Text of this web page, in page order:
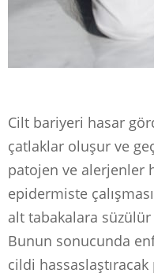
Cilt bariyeri hasar
çatlaklar oluşur ve
patojen ve alerjenler
epidermiste
alt tabakalara süzülür
Bunun sonucunda
cildi